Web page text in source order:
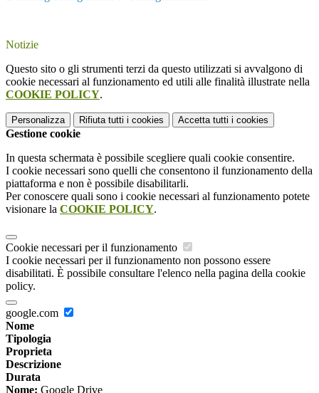
Notizie
Questo sito o gli strumenti terzi da questo utilizzati si avvalgono di
cookie necessari al funzionamento ed utili alle finalità illustrate nella
COOKIE POLICY.
Personalizza Rifiuta tutti i cookies Accetta tutti i cookies
Gestione cookie
In questa schermata è possibile scegliere quali cookie consentire.
I cookie necessari sono quelli che consentono il funzionamento della
piattaforma e non è possibile disabilitarli.
Per conoscere quali sono i cookie necessari al funzionamento potete
visionare la COOKIE POLICY.
Cookie necessari per il funzionamento
I cookie necessari per il funzionamento non possono essere
disabilitati. È possibile consultare l'elenco nella pagina della cookie
policy.
google.com
Nome
Tipologia
Proprieta
Descrizione
Durata
Nome: Google Drive